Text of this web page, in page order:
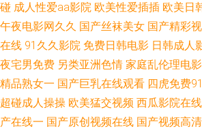
婷婷 污视频网址 91大神黑丝在线 wwwcom色网
美性交免费网站 日韩伊人色 激情的久久6 天美mv
制片图 伊人久操综合在线 精品国语逼 日本蜜桃91
婷两性网 亚洲影院老司机V 久草视频网 91熟女在
碰 成人性爱aa影院 欧美性爱插插 欧美日
午夜电影网久久 国产丝袜美女 国产精彩
在线 91久久影院 免费日韩电影 日韩成人
夜宅男免费 另类亚洲色情 家庭乱伦理电影
精品熟女一 国产巨乳在线观看 四虎免费91
超碰成人操操 欧美猛交视频 西瓜影院在
产在线一 国产原创视频在线 国产视频高清